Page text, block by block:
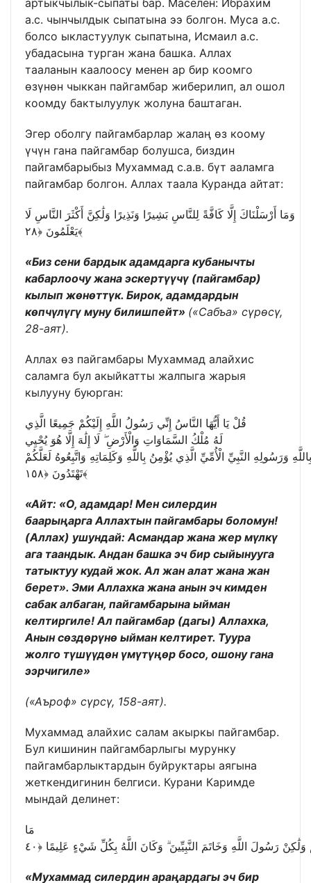
артыкчылык-сыпаты бар. Маселен: Ибрахим
а.с. чынчылдык сыпатына ээ болгон. Муса а.с.
болсо ыкластуулук сыпатына, Исмаил а.с.
убадасына турган жана башка. Аллах
тааланын каалоосу менен ар бир коомго
өзүнөн чыккан пайгамбар жиберилип, ал ошол
коомду бактылуулук жолуна баштаган.
Эгер оболгу пайгамбарлар жалаң өз коому
үчүн гана пайгамбар болушса, биздин
пайгамбарыбыз Мухаммад с.а.в. бүт ааламга
пайгамбар болгон. Аллах таала Куранда айтат:
وَمَا أَرْسَلْنَاكَ إِلَّا كَافَّةً لِلنَّاسِ بَشِيرًا وَنَذِيرًا وَلَٰكِنَّ أَكْثَرَ النَّاسِ لَا
يَعْلَمُونَ ﴿٢٨﴾
«Биз сени бардык адамдарга кубанычты
кабарлоочу жана эскертүүчү (пайгамбар)
кылып жөнөттүк. Бирок, адамдардын
көпчүлүгү муну билишпейт» («Сабъа» сүрөсү,
28-аят).
Аллах өз пайгамбары Мухаммад алайхис
саламга бул акыйкатты жалпыга жарыя
кылууну буюрган:
قُلْ يَا أَيُّهَا النَّاسُ إِنِّي رَسُولُ اللَّهِ إِلَيْكُمْ جَمِيعًا الَّذِي
لَهُ مُلْكُ السَّمَاوَاتِ وَالْأَرْضِ ۖ لَا إِلَٰهَ إِلَّا هُوَ يُحْيِي
وَرَسُولِهِ النَّبِيِّ الْأُمِّيِّ الَّذِي يُؤْمِنُ بِاللَّهِ وَكَلِمَاتِهِ وَاتَّبِعُوهُ لَعَلَّكُمْ
تَهْتَدُونَ ﴿١٥٨﴾
«Айт: «О, адамдар! Мен силердин
баарыңарга Аллахтын пайгамбары боломун!
(Аллах) ушундай: Асмандар жана жер мүлкү
ага таандык. Андан башка эч бир сыйынууга
татыктуу кудай жок. Ал жан алат жана жан
берет». Эми Аллахка жана анын эч кимден
сабак албаган, пайгамбарына ыйман
келтиргиле! Ал пайгамбар (дагы) Аллахка,
Анын сөздөрүнө ыйман келтирет. Туура
жолго түшүүдөн үмүтүңөр босо, ошону гана
ээрчигиле»
(«Аъроф» сүрсү, 158-аят).
Мухаммад алайхис салам акыркы пайгамбар.
Бул кишинин пайгамбарлыгы мурунку
пайгамбарлыктардын буйруктары аягына
жеткендигинин белгиси. Курани Каримде
мындай делинет:
مَا
«Мухаммад силердин араңардагы эч бир